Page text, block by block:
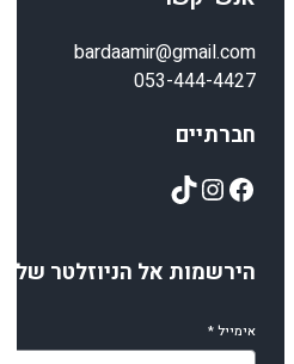
bardaamir@gmail.com
053-444-4427
חברתיים
Facebook
Instagram
TikTok
הירשמות אל הניוזלטר שלנו
אימייל*